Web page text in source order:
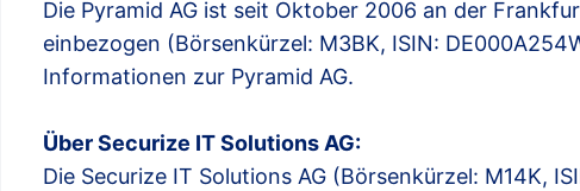
Die Pyramid AG ist seit Oktober 2006 an der
einbezogen (Börsenkürzel: M3BK, ISIN:
Informationen zur Pyramid AG.
Über Securize IT Solutions AG:
Die Securize IT Solutions AG (Börsenkürzel: M14K,